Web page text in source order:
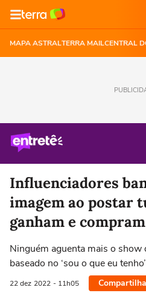
MAPA ASTRALTERRA MAILCENTRAL
Influenciadores
imagem ao postar
ganham e compram
Ninguém aguenta mais o show
baseado no ‘sou o que eu tenho’
22 dez 2022 - 11h05